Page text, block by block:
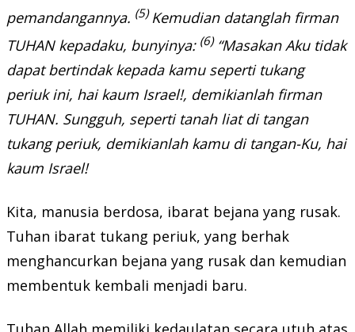
pemandangannya. (5)Kemudian datanglah firman
TUHAN kepadaku, bunyinya: (6)“Masakan Aku tidak
dapat bertindak kepada kamu seperti tukang
periuk ini, hai kaum Israel!, demikianlah firman
TUHAN. Sungguh, seperti tanah liat di tangan
tukang periuk, demikianlah kamu di tangan-Ku, hai
kaum Israel!
Kita, manusia berdosa, ibarat bejana yang rusak.
Tuhan ibarat tukang periuk, yang berhak
menghancurkan bejana yang rusak dan kemudian
membentuk kembali menjadi baru.